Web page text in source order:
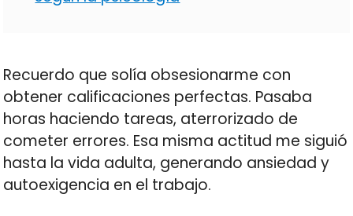
Recuerdo que solía obsesionarme con
obtener calificaciones perfectas. Pasaba
horas haciendo tareas, aterrorizado de
cometer errores. Esa misma actitud me siguió
hasta la vida adulta, generando ansiedad y
autoexigencia en el trabajo.